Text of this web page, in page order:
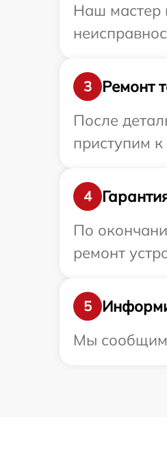
Наш мастер
3
Ремонт
После
приступим
4
По
ремонт
5
Мы сообщим